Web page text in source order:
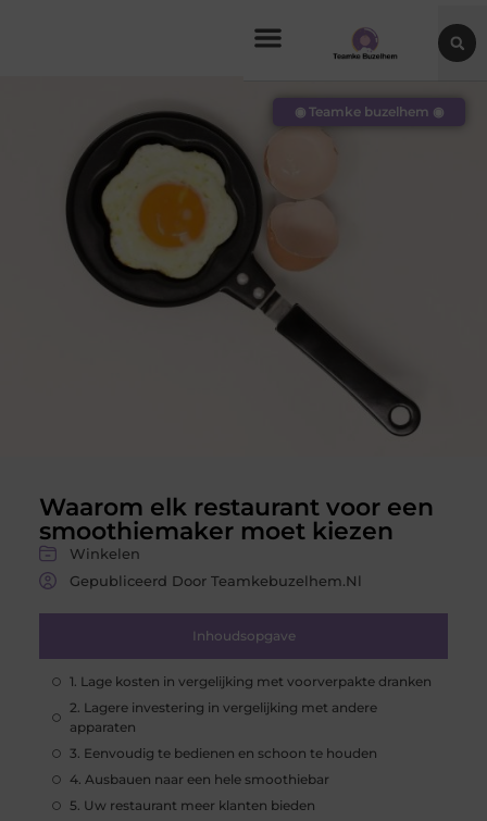
Waarom elk restaurant voor een
smoothiemaker moet kiezen
Winkelen
Gepubliceerd Door Teamkebuzelhem.nl
Inhoudsopgave
1. Lage kosten in vergelijking met voorverpakte dranken
2. Lagere investering in vergelijking met andere
apparaten
3. Eenvoudig te bedienen en schoon te houden
4. Ausbauen naar een hele smoothiebar
5. Uw restaurant meer klanten bieden
◉ Teamke buzelhem ◉